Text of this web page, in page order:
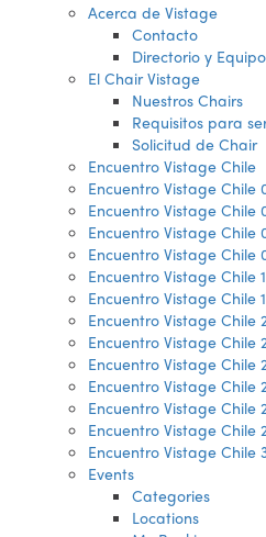
Acerca de Vistage
Contacto
Directorio y
El Chair Vistage
Nuestros Chairs
Requisitos para
Solicitud de Chair
Encuentro Vistage Chile
Encuentro Vistage Chile
Encuentro Vistage Chile
Encuentro Vistage Chile
Encuentro Vistage Chile
Encuentro Vistage Chile
Encuentro Vistage Chile
Encuentro Vistage Chile
Encuentro Vistage Chile
Encuentro Vistage Chile
Encuentro Vistage Chile
Encuentro Vistage Chile
Encuentro Vistage Chile
Encuentro Vistage Chile
Events
Categories
Locations